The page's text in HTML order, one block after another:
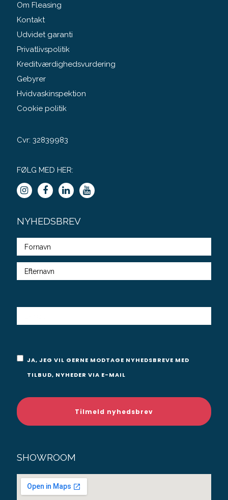
Om Fleasing
Kontakt
Udvidet garanti
Privatlivspolitik
Kreditværdighedsvurdering
Gebyrer
Hvidvaskinspektion
Cookie politik
Cvr: 32839983
FØLG MED HER:
NYHEDSBREV
Fulde
navn
Samtykke
JA, JEG VIL GERNE MODTAGE NYHEDSBREVE MED
TILBUD, NYHEDER VIA E-MAIL
SHOWROOM